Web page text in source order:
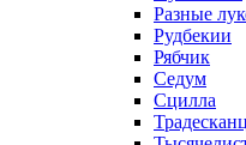
Разные
Рудбекии
Рябчик
Седум
Сцилла